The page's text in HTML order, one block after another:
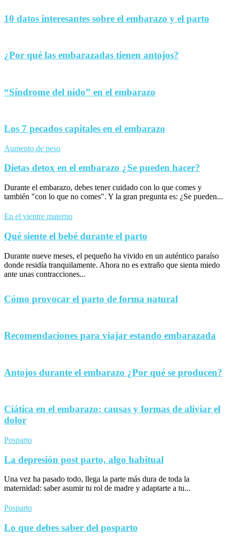
10 datos interesantes sobre el embarazo y el parto
¿Por qué las embarazadas tienen antojos?
“Síndrome del nido” en el embarazo
Los 7 pecados capitales en el embarazo
Aumento de peso
Dietas detox en el embarazo ¿Se pueden hacer?
Durante el embarazo, debes tener cuidado con lo que comes y
también "con lo que no comes". Y la gran pregunta es: ¿Se pueden...
En el vientre materno
Qué siente el bebé durante el parto
Durante nueve meses, el pequeño ha vivido en un auténtico paraíso
donde residía tranquilamente. Ahora no es extraño que sienta miedo
ante unas contracciones...
Cómo provocar el parto de forma natural
Recomendaciones para viajar estando embarazada
Antojos durante el embarazo ¿Por qué se producen?
Ciática en el embarazo: causas y formas de aliviar el
dolor
Posparto
La depresión post parto, algo habitual
Una vez ha pasado todo, llega la parte más dura de toda la
maternidad: saber asumir tu rol de madre y adaptarte a tu...
Posparto
Lo que debes saber del posparto